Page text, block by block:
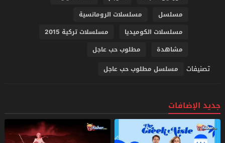
مسلسل
مسلسلات الرومانسية
مسلسلات الكوميديا
مسلسلات تركية 2015
مشاهدة
مطلوب حب عاجل
تصنيفات مسلسل مطلوب حب عاجل
جديد الإضافات